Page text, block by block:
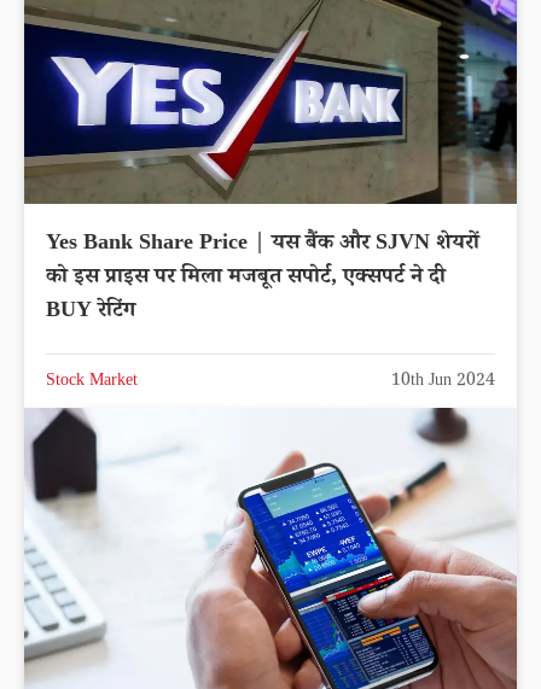
Yes Bank Share Price | यस बैंक और SJVN शेयरों
को इस प्राइस पर मिला मजबूत सपोर्ट, एक्सपर्ट ने दी
BUY रेटिंग
Stock Market 10th Jun 2024